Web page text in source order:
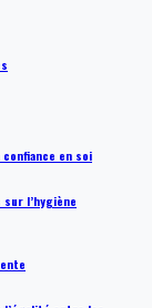
en soi
l’hygiène